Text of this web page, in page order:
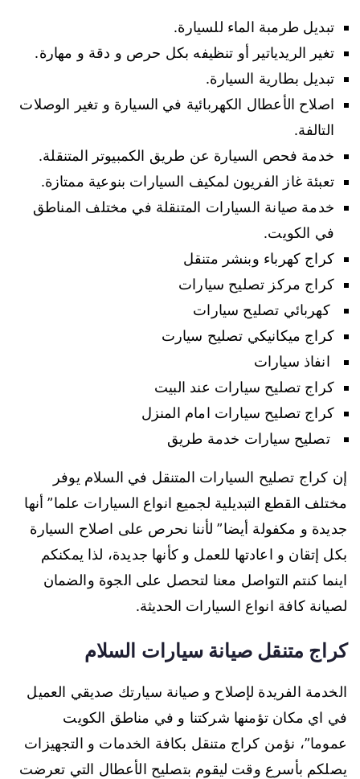
تبديل طرمبة الماء للسيارة.
تغير الريدياتير أو تنظيفه بكل حرص و دقة و مهارة.
تبديل بطارية السيارة.
اصلاح الأعطال الكهربائية في السيارة و تغير الوصلات
التالفة.
خدمة فحص السيارة عن طريق الكمبيوتر المتنقلة.
تعبئة غاز الفريون لمكيف السيارات بنوعية ممتازة.
خدمة صيانة السيارات المتنقلة في مختلف المناطق
في الكويت.
كراج كهرباء وبنشر متنقل
كراج مركز تصليح سيارات
كهربائي تصليح سيارات
كراج ميكانيكي تصليح سيارت
انفاذ سيارات
كراج تصليح سيارات عند البيت
كراج تصليح سيارات امام المنزل
تصليح سيارات خدمة طريق
إن كراج تصليح السيارات المتنقل في السلام يوفر
مختلف القطع التبديلية لجميع انواع السيارات علما” أنها
جديدة و مكفولة أيضا” لأننا نحرص على اصلاح السيارة
بكل إتقان و اعادتها للعمل و كأنها جديدة، لذا يمكنكم
اينما كنتم التواصل معنا لتحصل على الجوة والضمان
لصيانة كافة انواع السيارات الحديثة.
كراج متنقل صيانة سيارات السلام
الخدمة الفريدة لإصلاح و صيانة سيارتك صديقي العميل
في اي مكان تؤمنها شركتنا و في مناطق الكويت
عموما”، نؤمن كراج متنقل بكافة الخدمات و التجهيزات
يصلكم بأسرع وقت ليقوم بتصليح الأعطال التي تعرضت